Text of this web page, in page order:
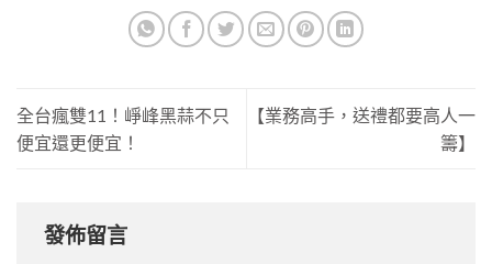
全台瘋雙11！崢峰黑蒜不只
便宜還更便宜！
【業務高手，送禮都要高人一
籌】
發佈留言